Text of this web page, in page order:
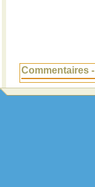
Commentaires -